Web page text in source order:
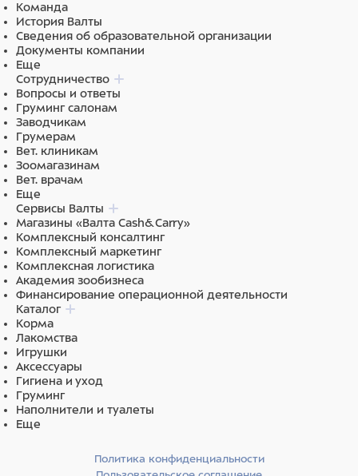
Команда
История Валты
Сведения об образовательной организации
Документы компании
Еще
Сотрудничество
Вопросы и ответы
Груминг салонам
Заводчикам
Грумерам
Вет. клиникам
Зоомагазинам
Вет. врачам
Еще
Сервисы Валты
Магазины «Валта Cash&Carry»
Комплексный консалтинг
Комплексный маркетинг
Комплексная логистика
Академия зообизнеса
Финансирование операционной деятельности
Каталог
Корма
Лакомства
Игрушки
Аксессуары
Гигиена и уход
Груминг
Наполнители и туалеты
Еще
Политика конфиденциальности